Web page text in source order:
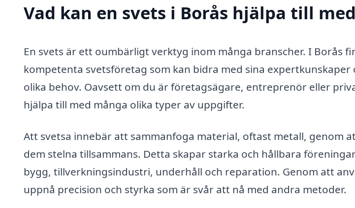
Vad kan en svets i Borås hjälpa till
En svets är ett oumbärligt verktyg inom många branscher. I Borås
kompetenta svetsföretag som kan bidra med sina
olika behov. Oavsett om du är företagsägare, entreprenör eller
hjälpa till med många olika typer av uppgifter.
Att svetsa innebär att sammanfoga material, oftast metall, genom
dem stelna tillsammans. Detta skapar starka och hållbara
bygg, tillverkningsindustri, underhåll och reparation. Genom att
uppnå precision och styrka som är svår att nå med andra metoder.